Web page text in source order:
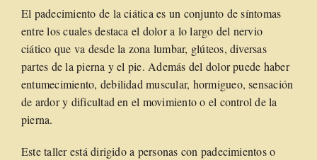
El padecimiento de la ciática es un conjunto de síntomas
entre los cuales destaca el dolor a lo largo del nervio
ciático que va desde la zona lumbar, glúteos, diversas
partes de la pierna y el pie. Además del dolor puede haber
entumecimiento, debilidad muscular, hormigueo, sensación
de ardor y dificultad en el movimiento o el control de la
pierna.
Este taller está dirigido a personas con padecimientos o